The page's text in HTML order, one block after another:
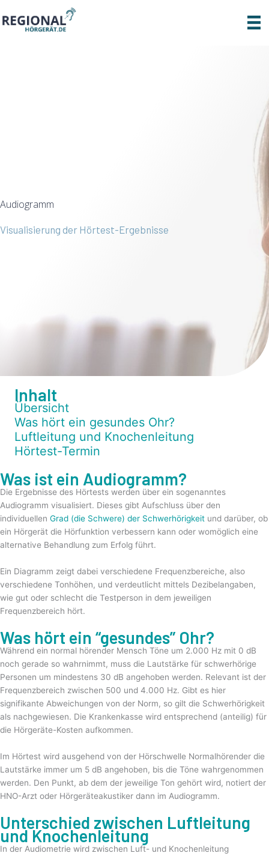
Inhalt
springen
Audiogramm
Visualisierung der Hörtest-Ergebnisse
Inhalt
Übersicht
Was hört ein gesundes Ohr?
Luftleitung und Knochenleitung
Hörtest-Termin
Was ist ein Audiogramm?
Die Ergebnisse des Hörtests werden über ein sogenanntes
Audiogramm visualisiert. Dieses gibt Aufschluss über den
individuellen Grad (die Schwere) der Schwerhörigkeit und darüber, ob
ein Hörgerät die Hörfunktion verbessern kann oder womöglich eine
alternative Behandlung zum Erfolg führt.
Ein Diagramm zeigt dabei verschiedene Frequenzbereiche, also
verschiedene Tonhöhen, und verdeutlicht mittels Dezibelangaben,
wie gut oder schlecht die Testperson in dem jeweiligen
Frequenzbereich hört.
Was hört ein “gesundes” Ohr?
Während ein normal hörender Mensch Töne um 2.000 Hz mit 0 dB
noch gerade so wahrnimmt, muss die Lautstärke für schwerhörige
Personen um mindestens 30 dB angehoben werden. Relevant ist der
Frequenzbereich zwischen 500 und 4.000 Hz. Gibt es hier
signifikante Abweichungen von der Norm, so gilt die Schwerhörigkeit
als nachgewiesen. Die Krankenkasse wird entsprechend (anteilig) für
die Hörgeräte-Kosten aufkommen.
Im Hörtest wird ausgehend von der Hörschwelle Normalhörender die
Lautstärke immer um 5 dB angehoben, bis die Töne wahrgenommen
werden. Den Punkt, ab dem der jeweilige Ton gehört wird, notiert der
HNO-Arzt oder Hörgeräteakustiker dann im Audiogramm.
Unterschied zwischen Luftleitung
und Knochenleitung
In der Audiometrie wird zwischen Luft- und Knochenleitung